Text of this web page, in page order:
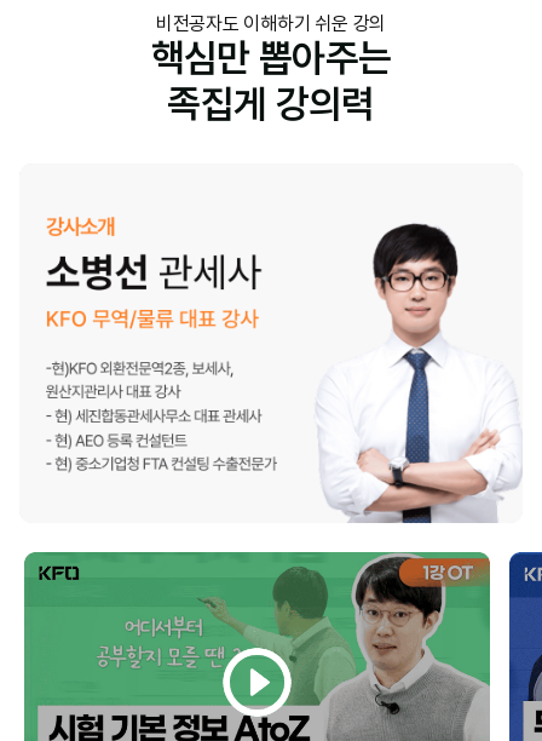
비전공자도 이해하기 쉬운 강의
핵심만 뽑아주는
족집게 강의력